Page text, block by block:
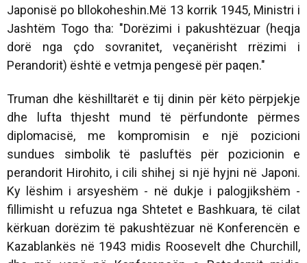
Japonisë po bllokoheshin.Më 13 korrik 1945, Ministri i
Jashtëm Togo tha: "Dorëzimi i pakushtëzuar (heqja
dorë nga çdo sovranitet, veçanërisht rrëzimi i
Perandorit) është e vetmja pengesë për paqen."
Truman dhe këshilltarët e tij dinin për këto përpjekje
dhe lufta thjesht mund të përfundonte përmes
diplomacisë, me kompromisin e një pozicioni
sundues simbolik të pasluftës për pozicionin e
perandorit Hirohito, i cili shihej si një hyjni në Japoni.
Ky lëshim i arsyeshëm - në dukje i palogjikshëm -
fillimisht u refuzua nga Shtetet e Bashkuara, të cilat
kërkuan dorëzim të pakushtëzuar në Konferencën e
Kazablankës në 1943 midis Roosevelt dhe Churchill,